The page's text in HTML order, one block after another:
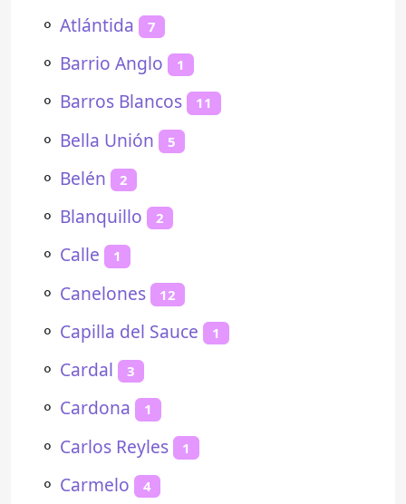
⚬ Atlántida 7
⚬ Barrio Anglo 1
⚬ Barros Blancos 11
⚬ Bella Unión 5
⚬ Belén 2
⚬ Blanquillo 2
⚬ Calle 1
⚬ Canelones 12
⚬ Capilla del Sauce 1
⚬ Cardal 3
⚬ Cardona 1
⚬ Carlos Reyles 1
⚬ Carmelo 4